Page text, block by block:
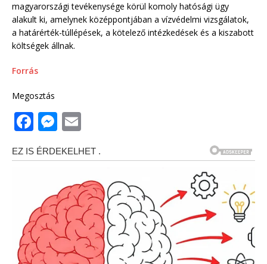
magyarországi tevékenysége körül komoly hatósági ügy
alakult ki, amelynek középpontjában a vízvédelmi vizsgálatok,
a határérték-túllépések, a kötelező intézkedések és a kiszabott
költségek állnak.
Forrás
Megosztás
F
a
c
b
o
o
k
M
ss
e
n
g
e
r
ai
l